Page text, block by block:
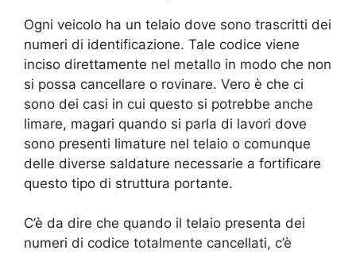
Ogni veicolo ha un telaio dove sono trascritti dei
numeri di identificazione. Tale codice viene
inciso direttamente nel metallo in modo che non
si possa cancellare o rovinare. Vero è che ci
sono dei casi in cui questo si potrebbe anche
limare, magari quando si parla di lavori dove
sono presenti limature nel telaio o comunque
delle diverse saldature necessarie a fortificare
questo tipo di struttura portante.
C’è da dire che quando il telaio presenta dei
numeri di codice totalmente cancellati, c’è